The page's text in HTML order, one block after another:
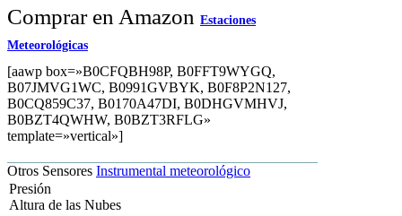
Comprar en Amazon Estaciones
Meteorológicas
[aawp box=»B0CFQBH98P, B0FFT9WYGQ,
B07JMVG1WC, B0991GVBYK, B0F8P2N127,
B0CQ859C37, B0170A47DI, B0DHGVMHVJ,
B0BZT4QWHW, B0BZT3RFLG»
template=»vertical»]
Otros Sensores Instrumental meteorológico
Presión
Altura de las Nubes